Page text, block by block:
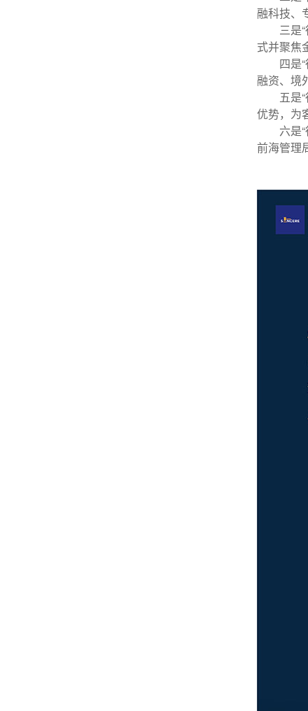
融科技、
三是
式并聚焦
四是
融资、境
五是
优势，为
六是
前海管理